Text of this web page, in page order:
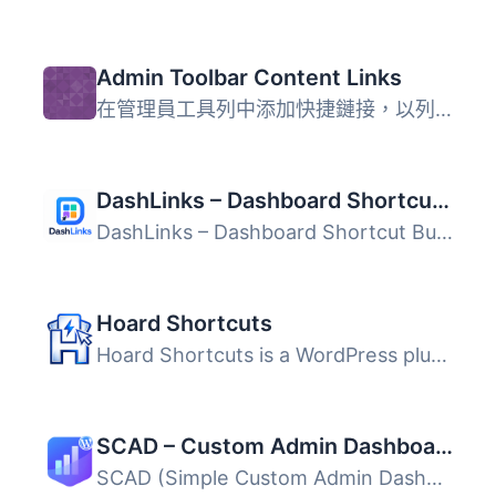
Admin Toolbar Content Links
在管理員工具列中添加快捷鏈接，以列出所有內容類型和其他您...
DashLinks – Dashboard Shortcut Buttons
DashLinks – Dashboard Shortcut Buttons adds a customizabl...
Hoard Shortcuts
Hoard Shortcuts is a WordPress plugin that adds widgets t...
SCAD – Custom Admin Dashboard
SCAD (Simple Custom Admin Dashboard) 將您的 WordPress 控...